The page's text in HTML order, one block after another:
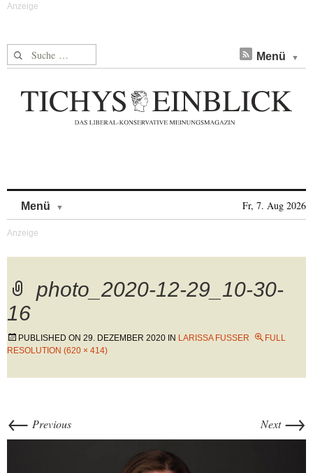
Suche nach: Menü
Menü Fr, 7. Aug 2026
photo_2020-12-29_10-30-
16
PUBLISHED ON 29. DEZEMBER 2020 IN LARISSA FUSSER
FULL
RESOLUTION (620 × 414)
← Previous Next →